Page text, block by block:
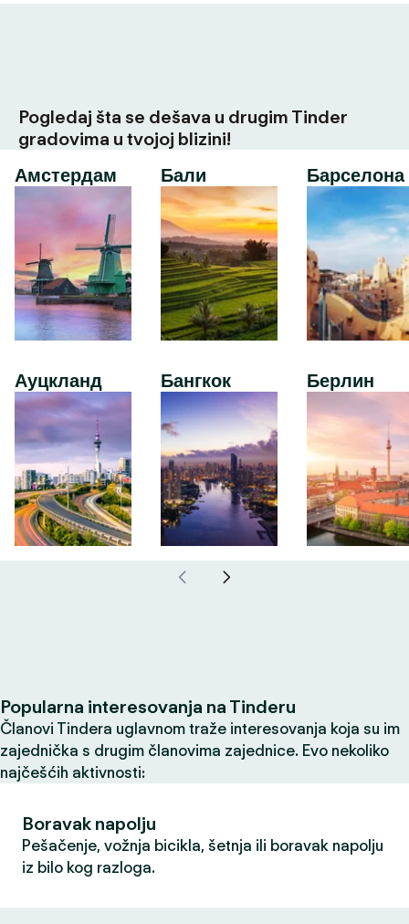
Pogledaj šta se dešava u drugim Tinder
gradovima u tvojoj blizini!
Амстердам
Ауцкланд
Бали
Бангкок
Барселона
Берлин
Popularna interesovanja na Tinderu
Članovi Tindera uglavnom traže interesovanja koja su im
zajednička s drugim članovima zajednice. Evo nekoliko
najčešćih aktivnosti:
Boravak napolju
Pešačenje, vožnja bicikla, šetnja ili boravak napolju
iz bilo kog razloga.